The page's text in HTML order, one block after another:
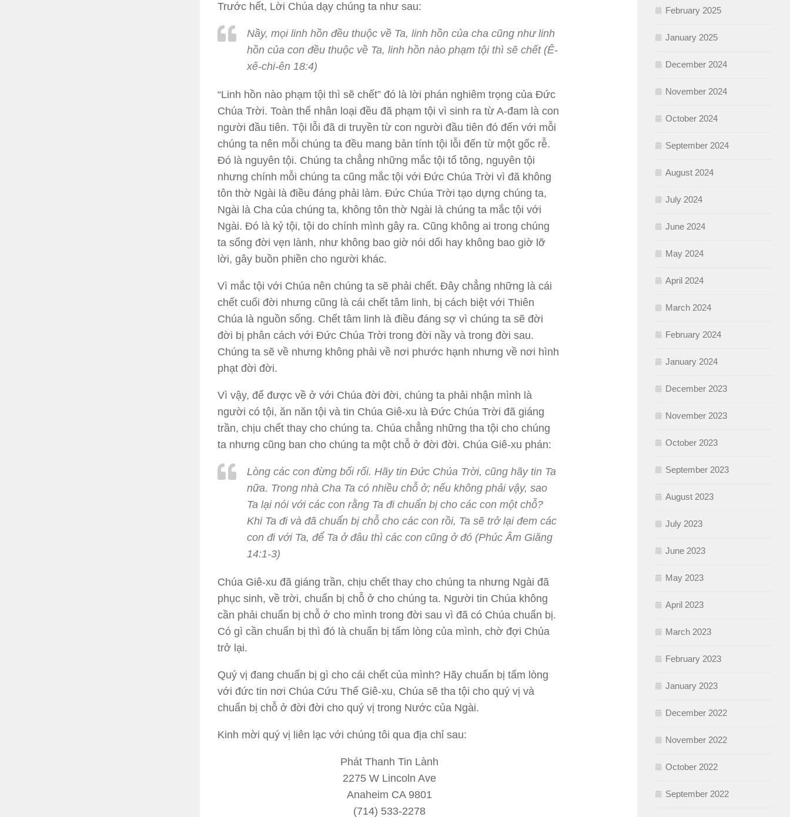
Trước hết, Lời Chúa dạy chúng ta như sau:
Nầy, mọi linh hồn đều thuộc về Ta, linh hồn của cha cũng như linh
hồn của con đều thuộc về Ta, linh hồn nào phạm tội thì sẽ chết (Ê-
xê-chi-ên 18:4)
“Linh hồn nào phạm tội thì sẽ chết” đó là lời phán nghiêm trọng của Đức
Chúa Trời. Toàn thể nhân loại đều đã phạm tội vì sinh ra từ A-đam là con
người đầu tiên. Tội lỗi đã di truyền từ con người đầu tiên đó đến với mỗi
chúng ta nên mỗi chúng ta đều mang bản tính tội lỗi đến từ một gốc rễ.
Đó là nguyên tội. Chúng ta chẳng những mắc tội tổ tông, nguyên tội
nhưng chính mỗi chúng ta cũng mắc tội với Đức Chúa Trời vì đã không
tôn thờ Ngài là điều đáng phải làm. Đức Chúa Trời tạo dựng chúng ta,
Ngài là Cha của chúng ta, không tôn thờ Ngài là chúng ta mắc tội với
Ngài. Đó là kỷ tội, tội do chính mình gây ra. Cũng không ai trong chúng
ta sống đời vẹn lành, như không bao giờ nói dối hay không bao giờ lỡ
lời, gây buồn phiền cho người khác.
Vì mắc tội với Chúa nên chúng ta sẽ phải chết. Đây chẳng những là cái
chết cuối đời nhưng cũng là cái chết tâm linh, bị cách biệt với Thiên
Chúa là nguồn sống. Chết tâm linh là điều đáng sợ vì chúng ta sẽ đời
đời bị phân cách với Đức Chúa Trời trong đời nầy và trong đời sau.
Chúng ta sẽ về nhưng không phải về nơi phước hạnh nhưng về nơi hình
phạt đời đời.
Vì vậy, để được về ở với Chúa đời đời, chúng ta phải nhận mình là
người có tội, ăn năn tội và tin Chúa Giê-xu là Đức Chúa Trời đã giáng
trần, chịu chết thay cho chúng ta. Chúa chẳng những tha tội cho chúng
ta nhưng cũng ban cho chúng ta một chỗ ở đời đời. Chúa Giê-xu phán:
Lòng các con đừng bối rối. Hãy tin Đức Chúa Trời, cũng hãy tin Ta
nữa. Trong nhà Cha Ta có nhiều chỗ ở; nếu không phải vậy, sao
Ta lại nói với các con rằng Ta đi chuẩn bị cho các con một chỗ?
Khi Ta đi và đã chuẩn bị chỗ cho các con rồi, Ta sẽ trở lại đem các
con đi với Ta, để Ta ở đâu thì các con cũng ở đó (Phúc Âm Giăng
14:1-3)
Chúa Giê-xu đã giáng trần, chịu chết thay cho chúng ta nhưng Ngài đã
phục sinh, về trời, chuẩn bị chỗ ở cho chúng ta. Người tin Chúa không
cần phải chuẩn bị chỗ ở cho mình trong đời sau vì đã có Chúa chuẩn bị.
Có gì cần chuẩn bị thì đó là chuẩn bị tấm lòng của mình, chờ đợi Chúa
trở lại.
Quý vị đang chuẩn bị gì cho cái chết của mình? Hãy chuẩn bị tấm lòng
với đức tin nơi Chúa Cứu Thế Giê-xu, Chúa sẽ tha tội cho quý vị và
chuẩn bị chỗ ở đời đời cho quý vị trong Nước của Ngài.
Kinh mời quý vị liên lạc với chúng tôi qua địa chỉ sau:
Phát Thanh Tin Lành
2275 W Lincoln Ave
Anaheim CA 9801
(714) 533-2278
February 2025
January 2025
December 2024
November 2024
October 2024
September 2024
August 2024
July 2024
June 2024
May 2024
April 2024
March 2024
February 2024
January 2024
December 2023
November 2023
October 2023
September 2023
August 2023
July 2023
June 2023
May 2023
April 2023
March 2023
February 2023
January 2023
December 2022
November 2022
October 2022
September 2022